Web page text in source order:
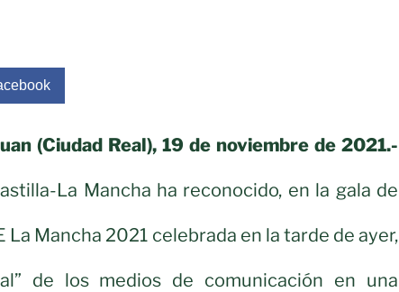
(Ciudad Real), 19 de noviembre de 2021.-
La Mancha ha reconocido, en la gala de
La Mancha 2021 celebrada en la tarde de ayer,
de los medios de comunicación en una